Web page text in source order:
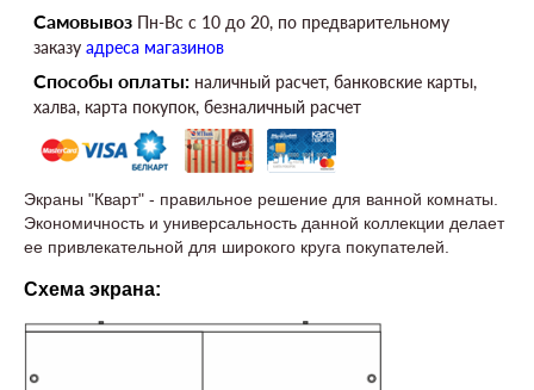
Самовывоз Пн-Вс c 10 до 20, по предварительному
заказу адреса магазинов
Способы оплаты: наличный расчет, банковские карты,
халва, карта покупок, безналичный расчет
Экраны "Кварт" - правильное решение для ванной комнаты.
Экономичность и универсальность данной коллекции делает
ее привлекательной для широкого круга покупателей.
Схема экрана: